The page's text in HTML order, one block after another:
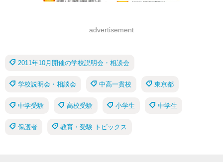
advertisement
2011年10月開催の学校説明会・相談会
学校説明会・相談会 中高一貫校 東京都
中学受験 高校受験 小学生 中学生
保護者 教育・受験 トピックス